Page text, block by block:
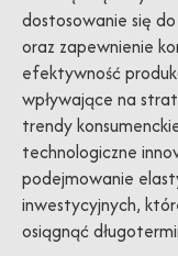
dostosowanie się
oraz zapewnienie
efektywność
wpływające na
trendy
technologiczne
podejmowanie
inwestycyjnych,
osiągnąć